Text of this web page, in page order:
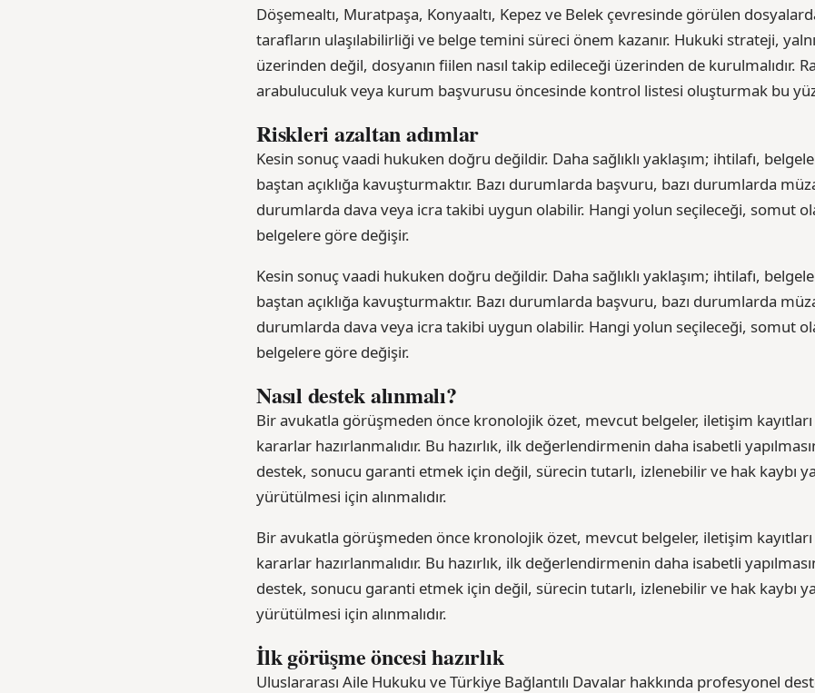
Döşemealtı, Muratpaşa, Konyaaltı, Kepez ve Belek çevresinde görülen
tarafların ulaşılabilirliği ve belge temini süreci önem kazanır. Hukuki strateji,
üzerinden değil, dosyanın fiilen nasıl takip edileceği üzerinden de kurulmalıdır.
arabuluculuk veya kurum başvurusu öncesinde kontrol listesi oluşturmak bu
Riskleri azaltan adımlar
Kesin sonuç vaadi hukuken doğru değildir. Daha sağlıklı yaklaşım; ihtilafı,
baştan açıklığa kavuşturmaktır. Bazı durumlarda başvuru, bazı durumlarda
durumlarda dava veya icra takibi uygun olabilir. Hangi yolun seçileceği, somut
belgelere göre değişir.
Kesin sonuç vaadi hukuken doğru değildir. Daha sağlıklı yaklaşım; ihtilafı,
baştan açıklığa kavuşturmaktır. Bazı durumlarda başvuru, bazı durumlarda
durumlarda dava veya icra takibi uygun olabilir. Hangi yolun seçileceği, somut
belgelere göre değişir.
Nasıl destek alınmalı?
Bir avukatla görüşmeden önce kronolojik özet, mevcut belgeler, iletişim
kararlar hazırlanmalıdır. Bu hazırlık, ilk değerlendirmenin daha isabetli
destek, sonucu garanti etmek için değil, sürecin tutarlı, izlenebilir ve hak kaybı
yürütülmesi için alınmalıdır.
Bir avukatla görüşmeden önce kronolojik özet, mevcut belgeler, iletişim
kararlar hazırlanmalıdır. Bu hazırlık, ilk değerlendirmenin daha isabetli
destek, sonucu garanti etmek için değil, sürecin tutarlı, izlenebilir ve hak kaybı
yürütülmesi için alınmalıdır.
İlk görüşme öncesi hazırlık
Uluslararası Aile Hukuku ve Türkiye Bağlantılı Davalar hakkında profesyonel